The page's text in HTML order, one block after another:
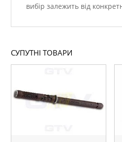
вибір залежить від
СУПУТНІ ТОВАРИ